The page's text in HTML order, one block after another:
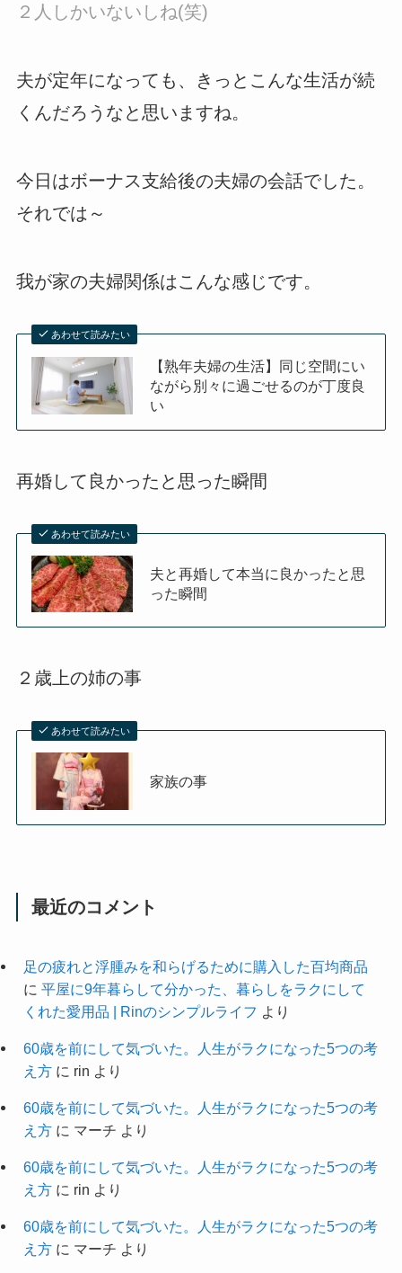
２人しかいないしね(笑)
夫が定年になっても、きっとこんな生活が続
くんだろうなと思いますね。
今日はボーナス支給後の夫婦の会話でした。
それでは～
我が家の夫婦関係はこんな感じです。
あわせて読みたい
【熟年夫婦の生活】同じ空間にい
ながら別々に過ごせるのが丁度良
い
再婚して良かったと思った瞬間
あわせて読みたい
夫と再婚して本当に良かったと思
った瞬間
２歳上の姉の事
あわせて読みたい
家族の事
最近のコメント
足の疲れと浮腫みを和らげるために購入した百均商品
に 平屋に9年暮らして分かった、暮らしをラクにして
くれた愛用品 | Rinのシンプルライフ より
60歳を前にして気づいた。人生がラクになった5つの考
え方に rin より
60歳を前にして気づいた。人生がラクになった5つの考
え方に マーチ より
60歳を前にして気づいた。人生がラクになった5つの考
え方に rin より
60歳を前にして気づいた。人生がラクになった5つの考
え方に マーチ より